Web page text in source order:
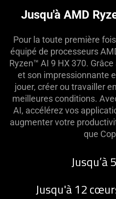
Jusqu'à AMD
Pour la toute première
équipé de processeurs
Ryzen™ AI 9 HX 370​.
et son impressionnante
jouer, créer ou travailler
meilleures conditions.
AI, accélérez vos
augmenter votre
que
Jusqu’à
Jusqu'à 12